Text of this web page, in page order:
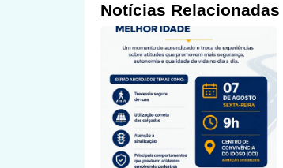
Notícias Relacionadas